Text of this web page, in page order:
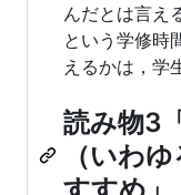
んだとは言え
という学修時
えるかは，学
読み物3
（いわ